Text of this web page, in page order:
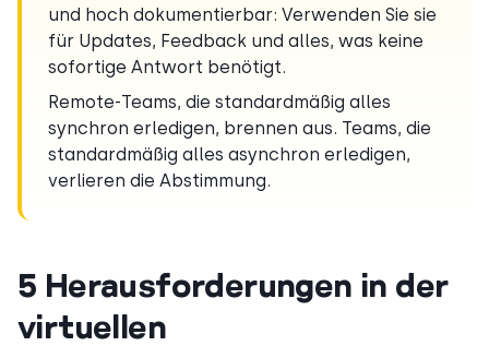
und hoch dokumentierbar: Verwenden Sie sie
für Updates, Feedback und alles, was keine
sofortige Antwort benötigt.
Remote-Teams, die standardmäßig alles
synchron erledigen, brennen aus. Teams, die
standardmäßig alles asynchron erledigen,
verlieren die Abstimmung.
5 Herausforderungen in der
virtuellen